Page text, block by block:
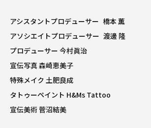
アシスタントプロデューサー 橋本 薫
アソシエイトプロデューサー 渡邊 隆
プロデューサー 今村眞治
宣伝写真 森崎恵美子
特殊メイク 土肥良成
タトゥーペイント H&Ms Tattoo
宣伝美術 菅沼結美